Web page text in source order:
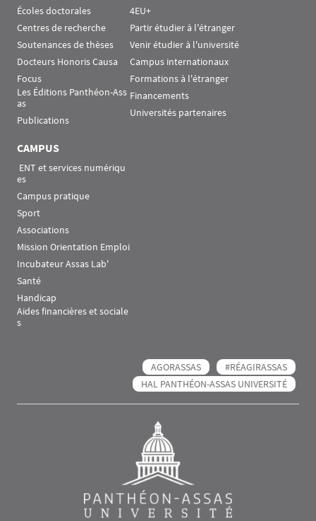
Écoles doctorales
Centres de recherche
Soutenances de thèses
Docteurs Honoris Causa
Focus
Les Éditions Panthéon-Ass
as
Publications
4EU+
Partir étudier à l'étranger
Venir étudier à l'université
Campus internationaux
Formations à l'étranger
Financements
Universités partenaires
CAMPUS
es
Campus pratique
Sport
Associations
Mission Orientation Emploi
Incubateur Assas Lab'
Santé
Handicap
Aides financières et sociale
s
AGORASSAS
#RÉAGIRASSAS
HAL PANTHÉON-ASSAS UNIVERSITÉ